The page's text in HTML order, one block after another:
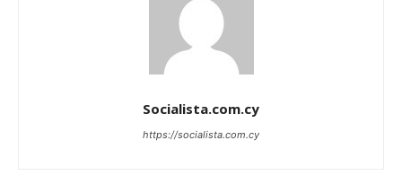
Socialista.com.cy
https://socialista.com.cy